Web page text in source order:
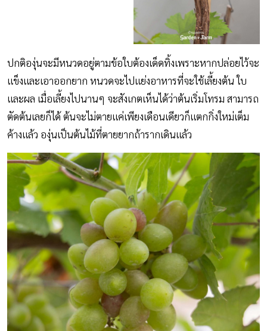
ปกติองุ่นจะมีหนวดอยู่ตามข้อใบต้องเด็ดทิ้งเพราะหากปล่อยไว้จะ
แข็งและเอาออกยาก หนวดจะไปแย่งอาหารที่จะใช้เลี้ยงต้น ใบ
และผล เมื่อเลี้ยงไปนานๆ จะสังเกตเห็นได้ว่าต้นเริ่มโทรม สามารถ
ตัดต้นเลยก็ได้ ต้นจะไม่ตายแค่เพียงเดือนเดียวก็แตกกิ่งใหม่เต็ม
ค้างแล้ว องุ่นเป็นต้นไม้ที่ตายยากถ้ารากเดินแล้ว